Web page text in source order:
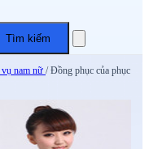
Tìm kiếm
vụ nam nữ / Đồng phục của phục